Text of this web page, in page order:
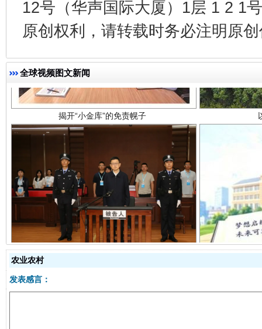
12号（华声国际大厦）1层 1 2 1
原创权利，请转载时务必注明原
全球视频图文新闻
揭开“小金库”的免责幌子
受贿1.44亿！段成刚被判无期 从幼
农业农村
发表感言：